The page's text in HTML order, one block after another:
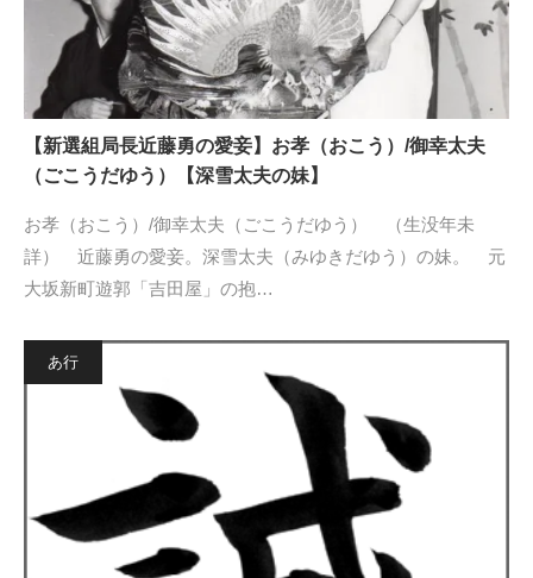
【新選組局長近藤勇の愛妾】お孝（おこう）/御幸太夫
（ごこうだゆう）【深雪太夫の妹】
お孝（おこう）/御幸太夫（ごこうだゆう） （生没年未
詳） 近藤勇の愛妾。深雪太夫（みゆきだゆう）の妹。 元
大坂新町遊郭「吉田屋」の抱…
あ行